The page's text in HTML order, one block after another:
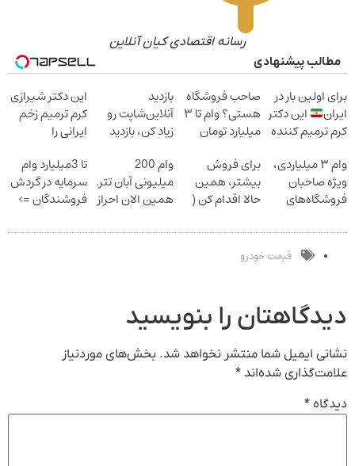
رسانه اقتصادی کیان آنلاین
مطالب پیشنهادی
برای اولین بار در
ایران
این دکتر
کرم ترمیم کننده
صاحب فروشگاه
هستی؟ وام تا ۳
میلیارد تومان
بازدید
آنلاین‌شاپت رو
زیاد کن، بازدید
بیشتر
این دکتر شیرازی
کرم ترمیم زخم
ایرانی را
وام ۳ میلیاردی،
ویژه صاحبان
فروشگاه‌های
برای فروش
بیشتر، همین
حالا اقدام کن (
وام 200
میلیونی آبان تتر.
همین الان احراز
تا 3میلیارد وام
سرمایه در گردش
فروشندگان =>
ثبت کن
قیمت خودرو
دیدگاهتان را بنویسید
نشانی ایمیل شما منتشر نخواهد شد. بخش‌های موردنیاز
علامت‌گذاری شده‌اند *
دیدگاه *